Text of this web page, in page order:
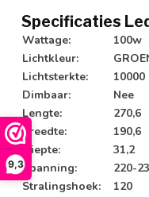
9,3
Specificaties
Wattage:
100w
Lichtkleur:
Lichtsterkte:
10000
Dimbaar:
Nee
Lengte:
270,6
Breedte:
190,6
Diepte:
31,2
Spanning:
220-
Stralingshoek:
120